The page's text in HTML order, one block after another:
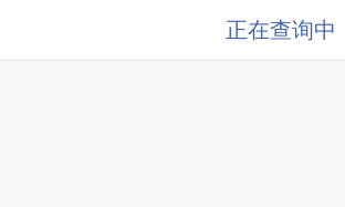
正在查询中